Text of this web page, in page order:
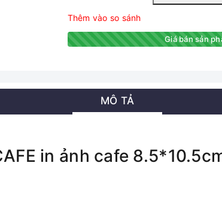
Thêm vào so sánh
Giá bán sản
MÔ TẢ
in ảnh cafe